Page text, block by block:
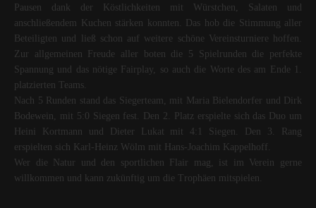
Pausen dank der Köstlichkeiten mit Würstchen, Salaten und
anschließendem Kuchen stärken konnten. Das hob die Stimmung aller
Beteiligten und ließ schon auf weitere schöne Vereinsturniere hoffen.
Zur allgemeinen Freude aller boten die 5 Spielrunden die perfekte
Spannung und das nötige Fairplay, so auch die Worte des am Ende 1.
platzierten Teams.
Nach 5 Runden stand das Siegerteam, mit Maria Bielendorfer und Dirk
Bodewein, mit 5:0 Siegen fest. Den 2. Platz erspielte sich das Duo um
Heini Kortmann und Dieter Lukat mit 4:1 Siegen. Den 3. Rang
erspielten sich Karl-Heinz Wölm mit Hans-Joachim Kappelhoff.
Wer die Natur und den sportlichen Flair mag, ist im Verein gerne
willkommen und kann zukünftig um die Trophäen mitspielen.